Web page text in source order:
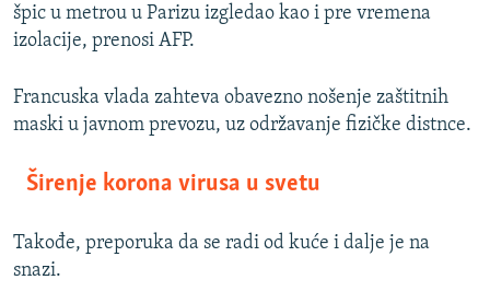
NASTANAK I RASPAD JUGOSLAVIJE
špic u metrou u Parizu izgledao kao i pre vremena
izolacije, prenosi AFP.
Francuska vlada zahteva obavezno nošenje zaštitnih
maski u javnom prevozu, uz održavanje fizičke distnce.
Širenje korona virusa u svetu
Takođe, preporuka da se radi od kuće i dalje je na
snazi.